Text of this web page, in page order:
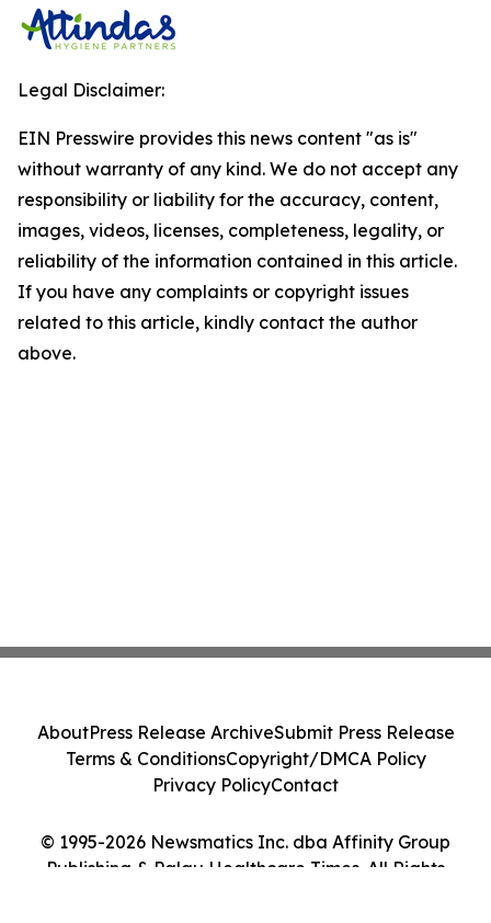
Legal Disclaimer:
EIN Presswire provides this news content "as is"
without warranty of any kind. We do not accept any
responsibility or liability for the accuracy, content,
images, videos, licenses, completeness, legality, or
reliability of the information contained in this article.
If you have any complaints or copyright issues
related to this article, kindly contact the author
above.
© 1995-2026 Newsmatics Inc. dba Affinity Group
Publishing & Palau Healthcare Times. All Rights
AboutPress Release ArchiveSubmit Press Release
Terms & ConditionsCopyright/DMCA Policy
Privacy PolicyContact